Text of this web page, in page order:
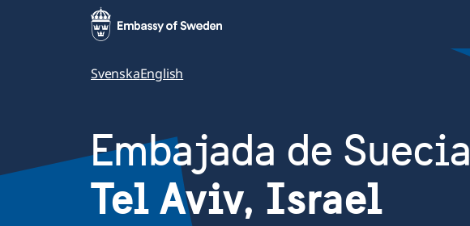
SvenskaEnglish
Embajada de Suecia
Tel Aviv, Israel